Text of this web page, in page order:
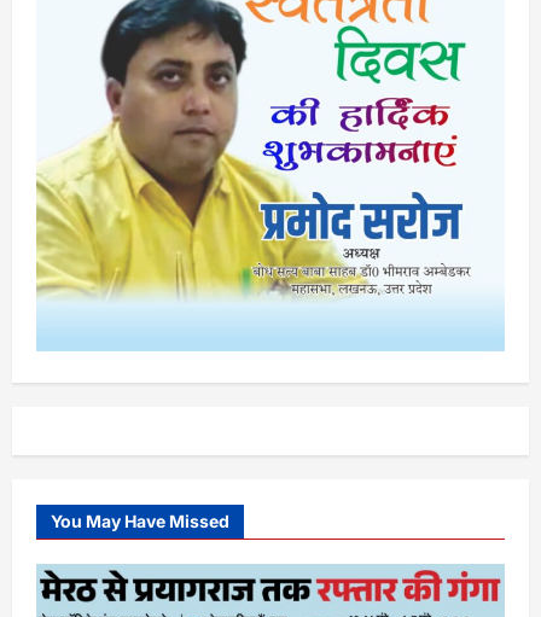
You May Have Missed